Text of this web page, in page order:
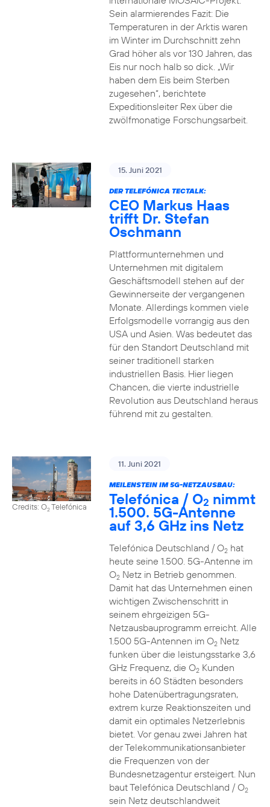
Sein alarmierendes Fazit: Die
Temperaturen in der Arktis waren
im Winter im Durchschnitt zehn
Grad höher als vor 130 Jahren, das
Eis nur noch halb so dick. „Wir
haben dem Eis beim Sterben
zugesehen“, berichtete
Expeditionsleiter Rex über die
zwölfmonatige Forschungsarbeit.
15. Juni 2021
DER TELEFÓNICA TECTALK:
CEO Markus Haas
trifft Dr. Stefan
Oschmann
Plattformunternehmen und
Unternehmen mit digitalem
Geschäftsmodell stehen auf der
Gewinnerseite der vergangenen
Monate. Allerdings kommen viele
Erfolgsmodelle vorrangig aus den
USA und Asien. Was bedeutet das
für den Standort Deutschland mit
seiner traditionell starken
industriellen Basis. Hier liegen
Chancen, die vierte industrielle
Revolution aus Deutschland heraus
führend mit zu gestalten.
Credits: O2Telefónica
11. Juni 2021
MEILENSTEIN IM 5G-NETZAUSBAU:
Telefónica / O2 nimmt
1.500. 5G-Antenne
auf 3,6 GHz ins Netz
Telefónica Deutschland / O2hat
heute seine 1.500. 5G-Antenne im
O2Netz in Betrieb genommen.
Damit hat das Unternehmen einen
wichtigen Zwischenschritt in
seinem ehrgeizigen 5G-
Netzausbauprogramm erreicht. Alle
1.500 5G-Antennen im O2Netz
funken über die leistungsstarke 3,6
GHz Frequenz, die O2Kunden
bereits in 60 Städten besonders
hohe Datenübertragungsraten,
extrem kurze Reaktionszeiten und
damit ein optimales Netzerlebnis
bietet. Vor genau zwei Jahren hat
der Telekommunikationsanbieter
die Frequenzen von der
Bundesnetzagentur ersteigert. Nun
baut Telefónica Deutschland / O2
sein Netz deutschlandweit